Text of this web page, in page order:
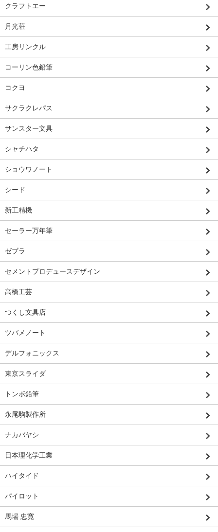
クラフトエー
月光荘
工房リンクル
コーリン色鉛筆
コクヨ
サクラクレパス
サンスター文具
シャチハタ
ショウワノート
シード
新工精機
セーラー万年筆
ゼブラ
セメントプロデュースデザイン
高橋工芸
つくし文具店
ツバメノート
デルフォニックス
東京スライダ
トンボ鉛筆
永尾駒製作所
ナカバヤシ
日本理化学工業
ハイタイド
パイロット
馬場 忠寛